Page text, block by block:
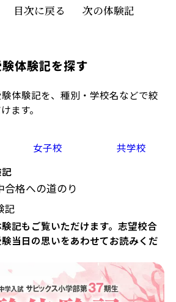
体験記を探す
体験記を、種別・学校名などで絞
ます。
女子校
共学校
合格への道のり
記
記もご覧いただけます。志望校合
当日の思いをあわせてお読みくだ
目次に戻る 次の体験記